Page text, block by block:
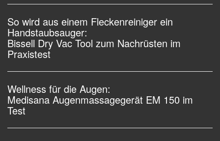
So wird aus einem Fleckenreiniger ein
Handstaubsauger:
Bissell Dry Vac Tool zum Nachrüsten im
Praxistest
Wellness für die Augen:
Medisana Augenmassagegerät EM 150 im
Test